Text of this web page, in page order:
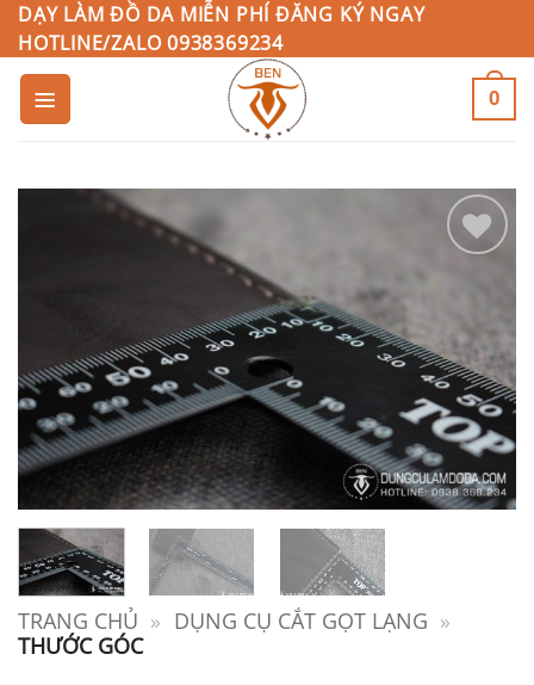
Bỏ
qua
nội
DẠY LÀM ĐỒ DA MIỄN PHÍ ĐĂNG KÝ NGAY
HOTLINE/ZALO 0938369234
0
TRANG CHỦ » DỤNG CỤ CẮT GỌT LẠNG »
THƯỚC GÓC